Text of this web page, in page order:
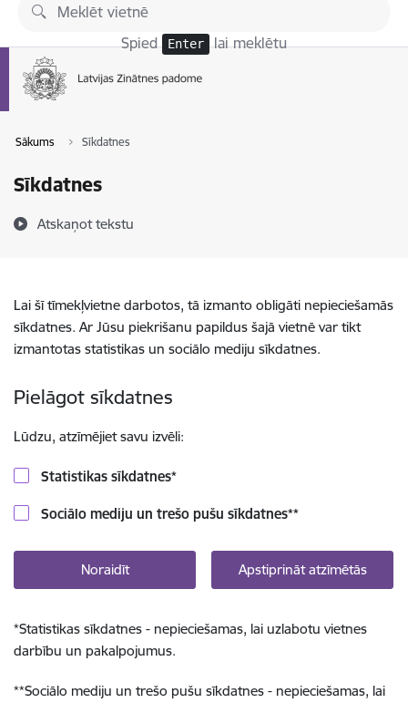
Pāriet uz lapas saturu
Spied Enter lai meklētu
Sākums Sīkdatnes
Sīkdatnes
Atskaņot tekstu
Lai šī tīmekļvietne darbotos, tā izmanto obligāti nepieciešamās
sīkdatnes. Ar Jūsu piekrišanu papildus šajā vietnē var tikt
izmantotas statistikas un sociālo mediju sīkdatnes.
Pielāgot sīkdatnes
Lūdzu, atzīmējiet savu izvēli:
Statistikas sīkdatnes*
Sociālo mediju un trešo pušu sīkdatnes**
Noraidīt Apstiprināt atzīmētās
*Statistikas sīkdatnes - nepieciešamas, lai uzlabotu vietnes
darbību un pakalpojumus.
**Sociālo mediju un trešo pušu sīkdatnes - nepieciešamas, lai